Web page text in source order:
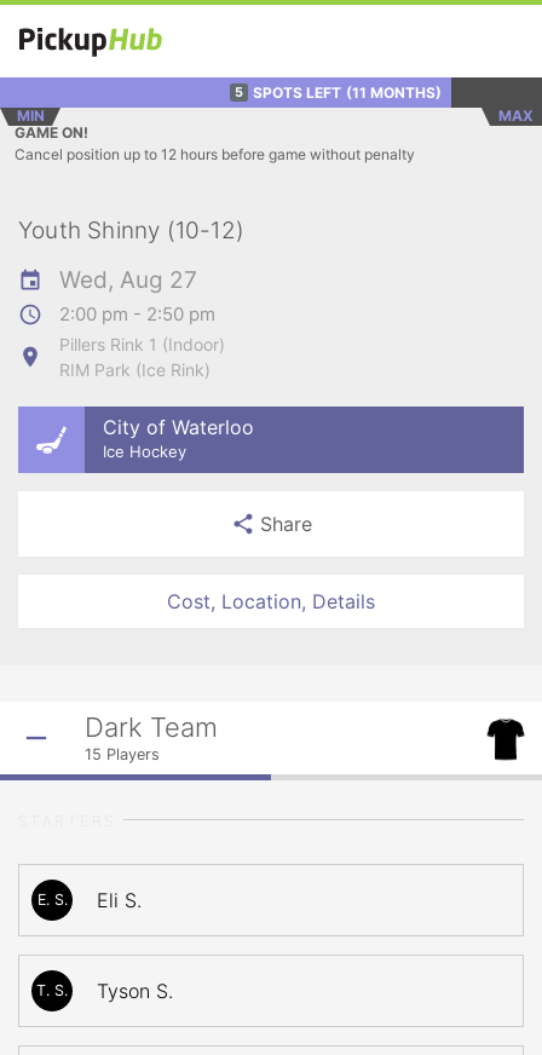
5 SPOTS LEFT (11 MONTHS)
MIN
MAX
GAME ON!
Cancel position up to 12 hours before game without penalty
Youth Shinny (10-12)
Wed, Aug 27
2:00 pm - 2:50 pm
Pillers Rink 1 (Indoor)
RIM Park (Ice Rink)
City of Waterloo
Ice Hockey
Share
Cost, Location, Details
Dark Team
15 Players
E. S. Eli S.
T. S. Tyson S.